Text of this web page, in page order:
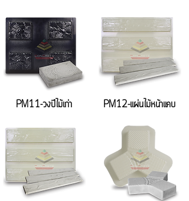
PM11-วงปีไม้เก่า PM12-แผ่นไม้หน้าแคบ